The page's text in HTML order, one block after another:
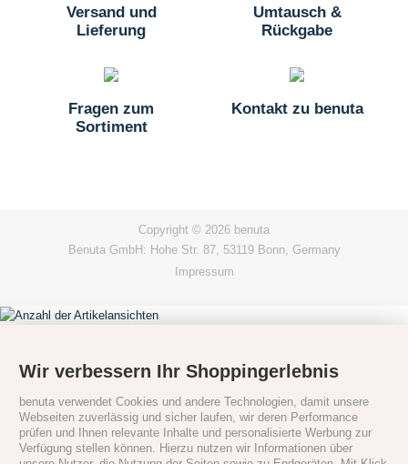
Versand und
Lieferung
Umtausch &
Rückgabe
Fragen zum
Sortiment
Kontakt zu benuta
Copyright © 2026 benuta
Benuta GmbH: Hohe Str. 87, 53119 Bonn, Germany
Impressum
Wir verbessern Ihr Shoppingerlebnis
benuta verwendet Cookies und andere Technologien, damit unsere
Webseiten zuverlässig und sicher laufen, wir deren Performance
prüfen und Ihnen relevante Inhalte und personalisierte Werbung zur
Verfügung stellen können. Hierzu nutzen wir Informationen über